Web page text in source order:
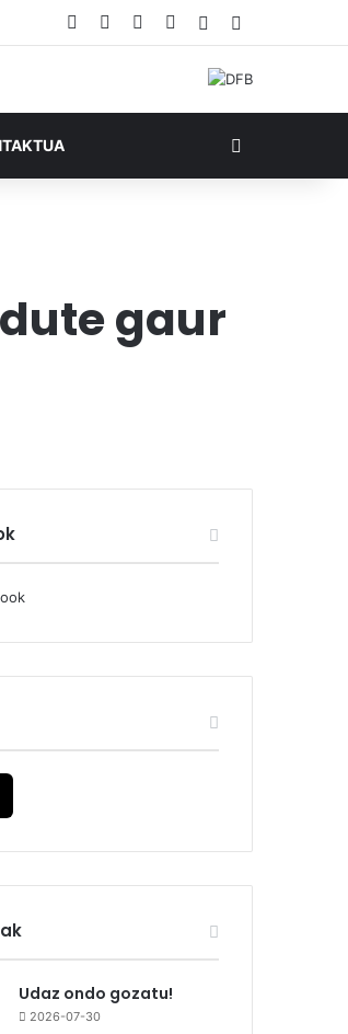
Facebook YouTube
RSS Ausazko
gaur
Udaz ondo gozatu!
2026-07-30